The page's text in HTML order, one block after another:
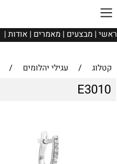
ראשי | מבצעים | מאמרים | אודות |
קטלוג / עגילי יהלומים /
E3010